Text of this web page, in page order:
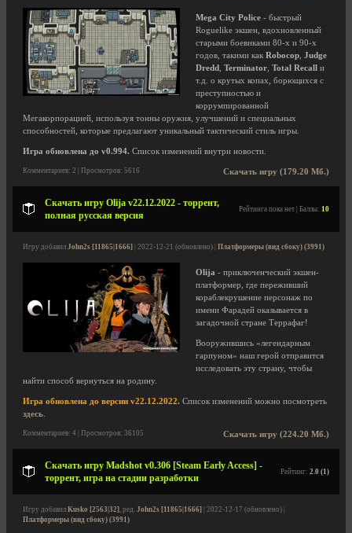
Mega City Police - быстрый
Roguelike экшен, вдохновленный
старыми боевиками 80-х и 90-х
годов, такими как Robocop Judge
Dredd
Terminator Total Recall и
т.д. о крутых копах, борющихся с
преступностью и
коррумпированной
Мегакорпорацией, используя тонны оружия, улучшений и специальных
способностей, которые предлагают уникальный тактический стиль игры.
Игра обновлена до v0.994. Список изменений внутри новости.
Скачать игру (179.20 Мб.)
Комментариев: 2 | Просмотров: 5616
Скачать игру Olija v22.12.2022 - торрент,
полная русская версия
Рейтинга пока нет | Баллы: 10
Игру добавил John2s [11865|1666] | 2022-12-21 (обновлено) | Платформеры (вид сбоку) (3991)
Olija - приключенческий экшен-
платформер, где переживший
кораблекрушение персонаж по
имени Фарадей оказывается в
загадочной стране Террафаг!
Вооружившись «легендарным
гарпуном» наш герой отправится
исследовать эту страну, чтобы
найти способ вернуться на родину.
Игра обновлена до версии v22.12.2022. Список изменений можно посмотреть
здесь
Скачать игру (224.20 Мб.)
Комментариев: 4 | Просмотров: 36105
Скачать игру Madshot v0.306 [Steam Early Access] -
торрент, игра на стадии разработки
Рейтинг: 2.0 (1)
Игру добавил Kusko [2563|32], ред. John2s [11865|1666] | 2022-12-17 (обновлено) |
Платформеры (вид сбоку) (3991)